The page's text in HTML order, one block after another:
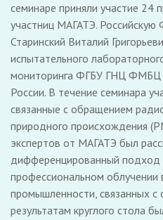
семинаре приняли участие 24
участниц МАГАТЭ.
Старинский Виталий
испытательного
мониторинга ФГБУ ГНЦ ФМБЦ
России. В течение семинара
связанные с обращением
природного происхождения
экспертов от МАГАТЭ был
дифференцированный подход
профессиональном облучении
промышленности, связанных
результатам круглого стола